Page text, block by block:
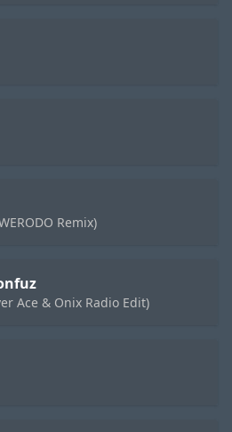
Remix)
Ace & Onix Radio Edit)